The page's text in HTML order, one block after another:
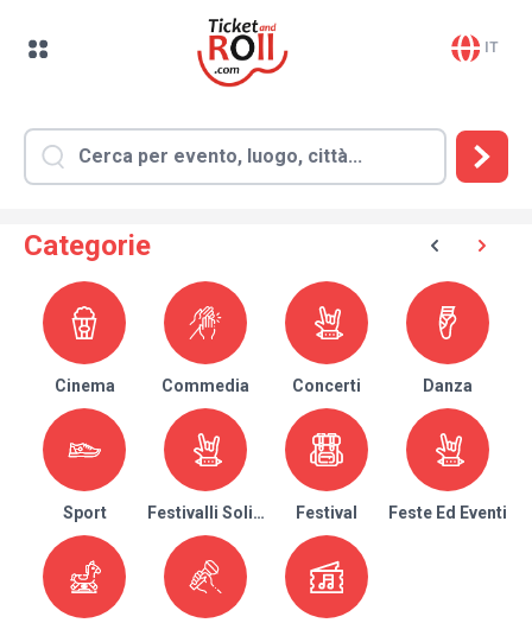
IT
Categorie
Cinema Commedia Concerti Danza
Sport Festivalli Solidari Festival Feste Ed Eventi